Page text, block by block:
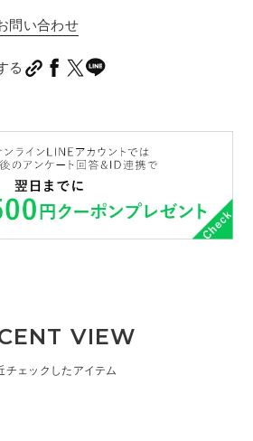
問い合わせ
る
VIEW
チェックしたアイテム